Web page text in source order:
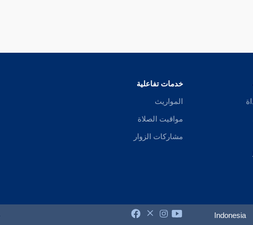
خدمات تفاعلية
المواريث
مواقيت الصلاة
مشاركات الزوار
Indonesia